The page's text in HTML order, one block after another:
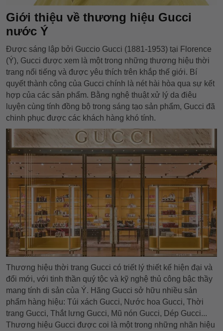
Giới thiệu về thương hiệu Gucci
nước Ý
Được sáng lập bởi Guccio Gucci (1881-1953) tại Florence
(Ý), Gucci được xem là một trong những thương hiệu thời
trang nổi tiếng và được yêu thích trên khắp thế giới. Bí
quyết thành công của Gucci chính là nét hài hòa qua sự kết
hợp của các sản phẩm. Bằng nghệ thuật xử lý da điêu
luyện cùng tính đồng bộ trong sáng tạo sản phẩm, Gucci đã
chinh phục được các khách hàng khó tính.
Thương hiệu thời trang Gucci có triết lý thiết kế hiện đại và
đổi mới, với tinh thần quý tộc và kỹ nghệ thủ công bậc thầy
mang tính di sản của Ý. Hãng Gucci sở hữu nhiều sản
phẩm hàng hiệu: Túi xách Gucci, Nước hoa Gucci, Thời
trang Gucci, Thắt lưng Gucci, Mũ nón Gucci, Dép Gucci...
Thương hiệu Gucci được coi là một trong những nhãn hiệu